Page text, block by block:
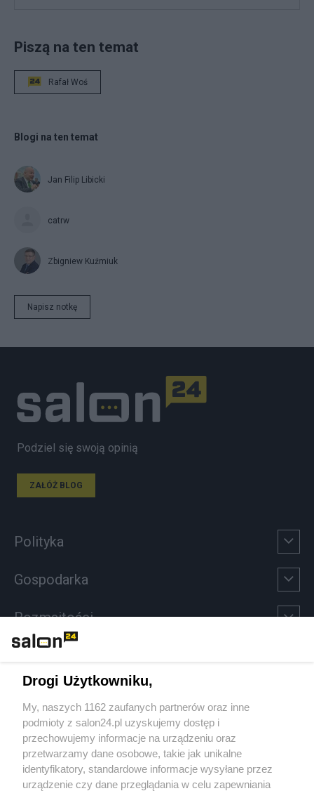
Piszą na ten temat
Rafał Woś
Blogi na ten temat
Jan Filip Libicki
catrw
Zbigniew Kuźmiuk
Napisz notkę
Podziel się swoją opinią
ZAŁÓŻ BLOG
Polityka
Gospodarka
Rozmaitości
Sport
Społeczeństwo
Kultura
Drogi Użytkowniku,
My, naszych 1162 zaufanych partnerów oraz inne
podmioty z salon24.pl uzyskujemy dostęp i
przechowujemy informacje na urządzeniu oraz
przetwarzamy dane osobowe, takie jak unikalne
identyfikatory, standardowe informacje wysyłane przez
urządzenie czy dane przeglądania w celu zapewniania